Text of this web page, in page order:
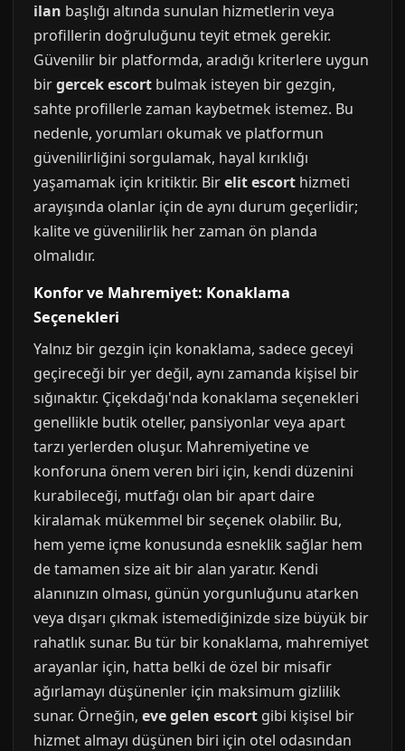
ilan başlığı altında sunulan hizmetlerin veya
profillerin doğruluğunu teyit etmek gerekir.
Güvenilir bir platformda, aradığı kriterlere uygun
birgercek escort bulmak isteyen bir gezgin,
sahte profillerle zaman kaybetmek istemez. Bu
nedenle, yorumları okumak ve platformun
güvenilirliğini sorgulamak, hayal kırıklığı
yaşamamak için kritiktir. Birelit escort hizmeti
arayışında olanlar için de aynı durum geçerlidir;
kalite ve güvenilirlik her zaman ön planda
olmalıdır.
Konfor ve Mahremiyet: Konaklama
Seçenekleri
Yalnız bir gezgin için konaklama, sadece geceyi
geçireceği bir yer değil, aynı zamanda kişisel bir
sığınaktır. Çiçekdağı'nda konaklama seçenekleri
genellikle butik oteller, pansiyonlar veya apart
tarzı yerlerden oluşur. Mahremiyetine ve
konforuna önem veren biri için, kendi düzenini
kurabileceği, mutfağı olan bir apart daire
kiralamak mükemmel bir seçenek olabilir. Bu,
hem yeme içme konusunda esneklik sağlar hem
de tamamen size ait bir alan yaratır. Kendi
alanınızın olması, günün yorgunluğunu atarken
veya dışarı çıkmak istemediğinizde size büyük bir
rahatlık sunar. Bu tür bir konaklama, mahremiyet
arayanlar için, hatta belki de özel bir misafir
ağırlamayı düşünenler için maksimum gizlilik
sunar. Örneğin, eve gelen escort gibi kişisel bir
hizmet almayı düşünen biri için otel odasından